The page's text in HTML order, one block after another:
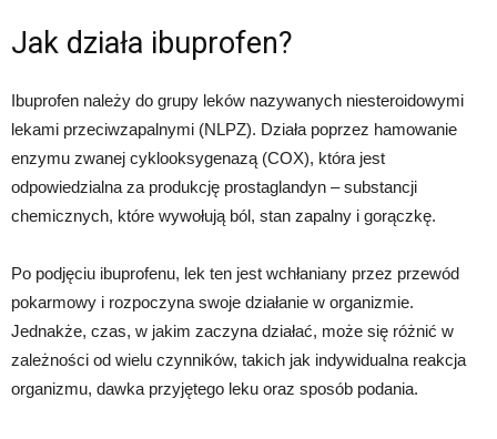
Jak działa ibuprofen?
Ibuprofen należy do grupy leków nazywanych niesteroidowymi
lekami przeciwzapalnymi (NLPZ). Działa poprzez hamowanie
enzymu zwanej cyklooksygenazą (COX), która jest
odpowiedzialna za produkcję prostaglandyn – substancji
chemicznych, które wywołują ból, stan zapalny i gorączkę.
Po podjęciu ibuprofenu, lek ten jest wchłaniany przez przewód
pokarmowy i rozpoczyna swoje działanie w organizmie.
Jednakże, czas, w jakim zaczyna działać, może się różnić w
zależności od wielu czynników, takich jak indywidualna reakcja
organizmu, dawka przyjętego leku oraz sposób podania.